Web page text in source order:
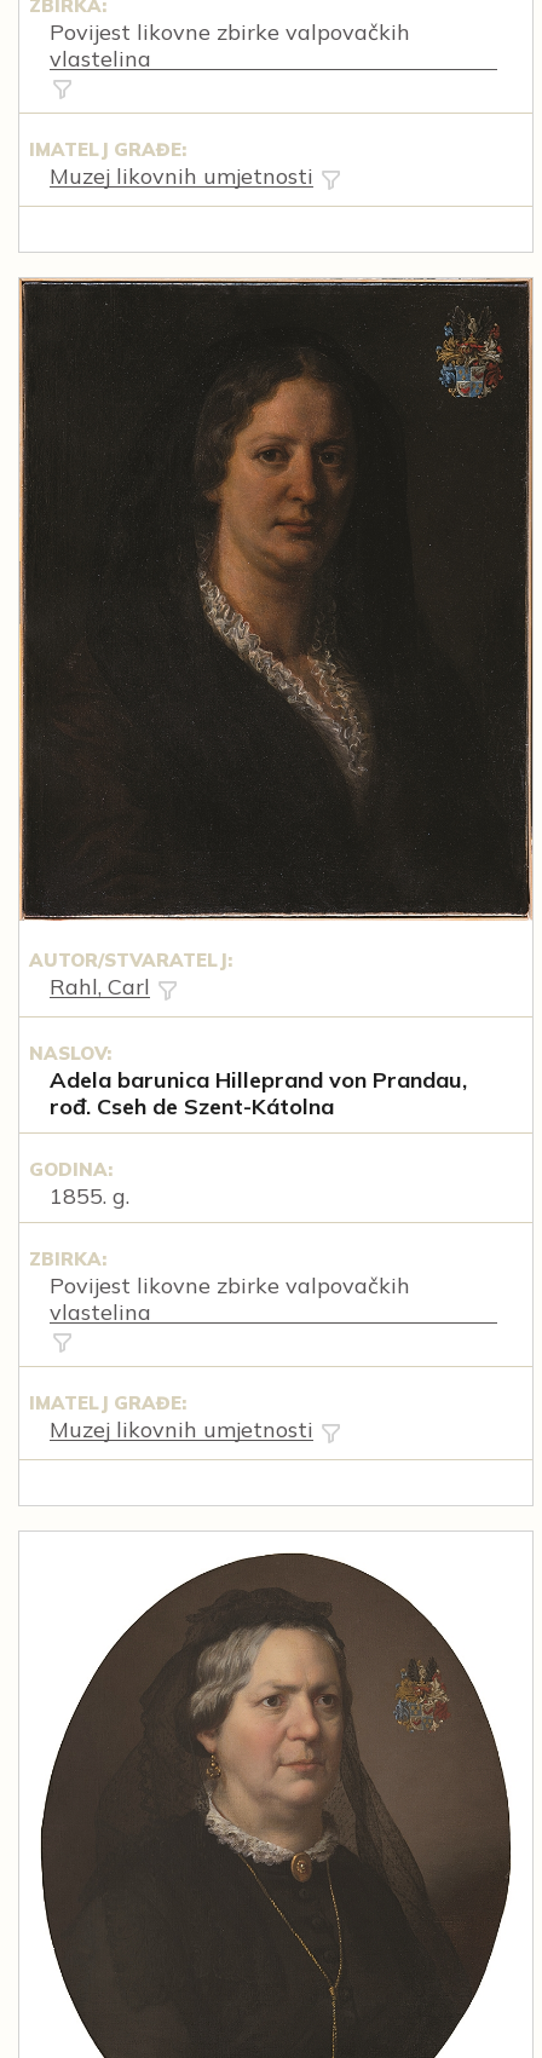
ZBIRKA:
Povijest likovne zbirke valpovačkih
vlastelina
IMATELJ GRAĐE:
Muzej likovnih umjetnosti
AUTOR/STVARATELJ:
Rahl, Carl
NASLOV:
Adela barunica Hilleprand von Prandau,
rođ. Cseh de Szent-Kátolna
GODINA:
1855. g.
ZBIRKA:
Povijest likovne zbirke valpovačkih
vlastelina
IMATELJ GRAĐE:
Muzej likovnih umjetnosti